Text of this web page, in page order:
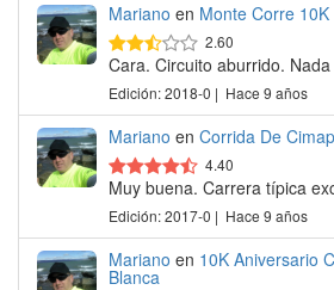
Mariano en Monte Corre 10K
2.60
Cara. Circuito aburrido.
Edición: 2018-0 | Hace 9 años
Mariano en Corrida De
4.40
Muy buena. Carrera típica
Edición: 2017-0 | Hace 9 años
Mariano en 10K Aniversario
Blanca